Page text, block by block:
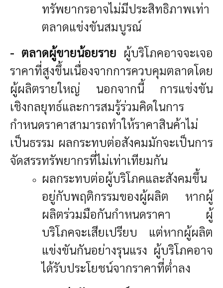
ทรัพยากรอาจไม่มีประสิทธิภาพเท่า
ตลาดแข่งขันสมบูรณ์
- ตลาดผู้ขายน้อยราย ผู้บริโภคอาจจะเจอ
ราคาที่สูงขึ้นเนื่องจากการควบคุมตลาดโดย
ผู้ผลิตรายใหญ่ นอกจากนี้ การแข่งขัน
เชิงกลยุทธ์และการสมรู้ร่วมคิดในการ
กำหนดราคาสามารถทำให้ราคาสินค้าไม่
เป็นธรรม ผลกระทบต่อสังคมมักจะเป็นการ
จัดสรรทรัพยากรที่ไม่เท่าเทียมกัน
ผลกระทบต่อผู้บริโภคและสังคมขึ้น
อยู่กับพฤติกรรมของผู้ผลิต หากผู้
ผลิตร่วมมือกันกำหนดราคา ผู้
บริโภคจะเสียเปรียบ แต่หากผู้ผลิต
แข่งขันกันอย่างรุนแรง ผู้บริโภคอาจ
ได้รับประโยชน์จากราคาที่ต่ำลง